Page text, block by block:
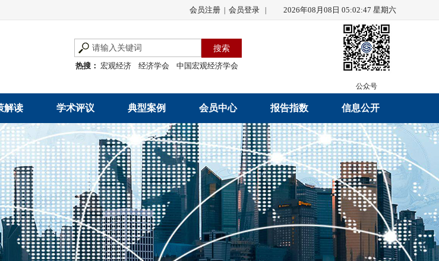
会员注册 会员登录 2026年08月08日 05:02:48 星期六
热搜： 宏观经济 经济学会 中国宏观经济学会
公众号
解读
革令
文件
文本
告
知
学术评议
优秀改革案例
世界一流企业
优秀论文著作
典型案例
地方政府
国有企业
民营企业
会员中心
会员名录
会员注册
入会申请
会员管理办法
报告指数
研究报告
学会会刊
数据解读
指数发布
中宏通讯
信息公开
学会章程
年度工作报告
财务工作报告
新闻发言人制度
学术自律制度